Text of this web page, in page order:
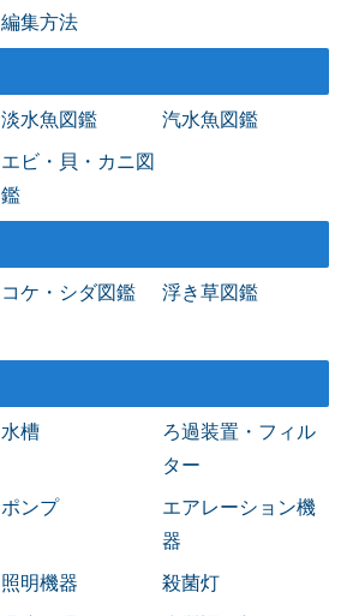
編集方法
淡水魚図鑑 汽水魚図鑑
エビ・貝・カニ図
鑑
コケ・シダ図鑑 浮き草図鑑
水槽
ろ過装置・フィル
ター
ポンプ
エアレーション機
器
照明機器 殺菌灯